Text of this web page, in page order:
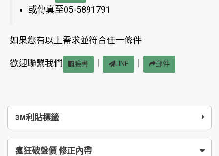
3M利貼標籤
瘋狂破盤價 修正內帶
或傳真至05-5891791
如果您有以上需求並符合任一條件
歡迎聯繫我們 臉書 LINE 郵件